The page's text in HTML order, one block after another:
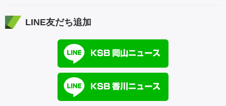
LINE友だち追加